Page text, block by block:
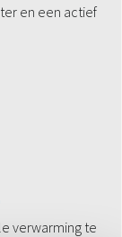
en een actief
verwarming te